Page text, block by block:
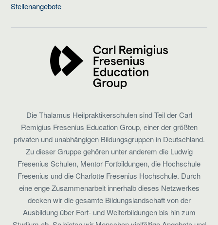
Stellenangebote
Die Thalamus Heilpraktikerschulen sind Teil der Carl
Remigius Fresenius Education Group, einer der größten
privaten und unabhängigen Bildungsgruppen in Deutschland.
Zu dieser Gruppe gehören unter anderem die Ludwig
Fresenius Schulen, Mentor Fortbildungen, die Hochschule
Fresenius und die Charlotte Fresenius Hochschule. Durch
eine enge Zusammenarbeit innerhalb dieses Netzwerkes
decken wir die gesamte Bildungslandschaft von der
Ausbildung über Fort- und Weiterbildungen bis hin zum